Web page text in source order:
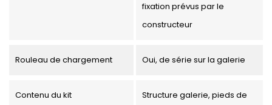
fixation prévus par le
constructeur
Rouleau de chargement Oui, de série sur la galerie
Contenu du kit
Structure galerie, pieds de